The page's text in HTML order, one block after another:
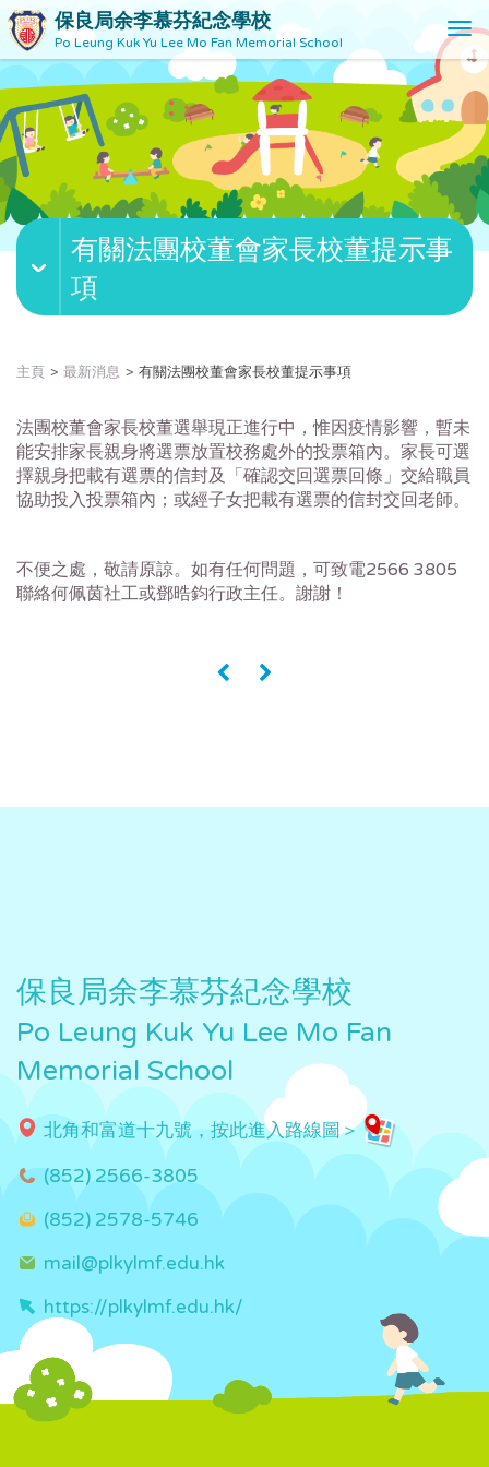
保良局余李慕芬紀念學校
Po Leung Kuk Yu Lee Mo Fan Memorial School
T
o
g
l
e
v
有關法團校董會家長校董提示事
項
主頁 最新消息 有關法團校董會家長校董提示事項
法團校董會家長校董選舉現正進行中，惟因疫情影響，暫未
能安排家長親身將選票放置校務處外的投票箱內。家長可選
擇親身把載有選票的信封及「確認交回選票回條」交給職員
協助投入投票箱內；或經子女把載有選票的信封交回老師。
不便之處，敬請原諒。如有任何問題，可致電2566 3805
聯絡何佩茵社工或鄧晧鈞行政主任。謝謝！
« »
保良局余李慕芬紀念學校
Po Leung Kuk Yu Lee Mo Fan
Memorial School
北角和富道十九號，按此進入路線圖＞
(852) 2566-3805
(852) 2578-5746
mail@plkylmf.edu.hk
https://plkylmf.edu.hk/